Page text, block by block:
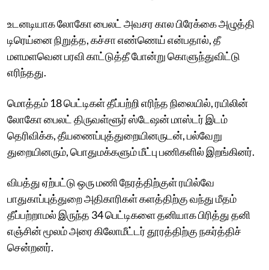
உடனடியாக லோகோ பைலட் அவசர கால பிரேக்கை அழுத்தி
டிரெய்னை நிறுத்த, கச்சா எண்ணெய் என்பதால், தீ
மளமளவென பரவி காட்டுத்தீ போன்று கொளுந்துவிட்டு
எரிந்தது.
மொத்தம் 18 பெட்டிகள் தீப்பற்றி எரிந்த நிலையில், ரயிலின்
லோகோ பைலட் திருவள்ளூர் ஸ்டேஷன் மாஸ்டர் இடம்
தெரிவிக்க, தீயணைப்புத்துறையினருடன், பல்வேறு
துறையினரும், பொதுமக்களும் மீட்பு பணிகளில் இறங்கினர்.
விபத்து ஏற்பட்டு ஒரு மணி நேரத்திற்குள் ரயில்வே
பாதுகாப்புத்துறை அதிகாரிகள் களத்திற்கு வந்து மீதம்
தீப்பற்றாமல் இருந்த 34 பெட்டிகளை தனியாக பிரித்து தனி
எஞ்சின் மூலம் அரை கிலோமீட்டர் தூரத்திற்கு நகர்த்திச்
சென்றனர்.